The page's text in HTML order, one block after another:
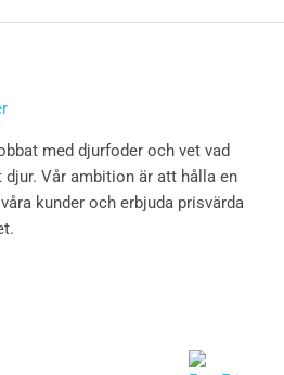
med djurfoder och vet vad
Vår ambition är att hålla en
kunder och erbjuda prisvärda